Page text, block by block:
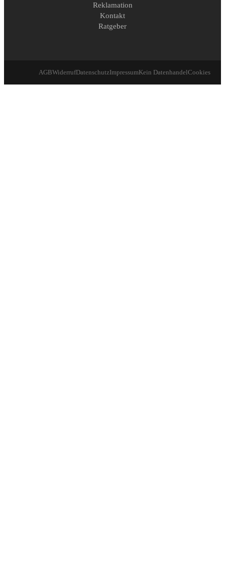
Reklamation
Kontakt
Ratgeber
AGBWiderrufDatenschutzImpressumKein DatenhandelCookies